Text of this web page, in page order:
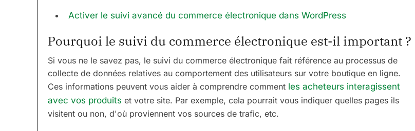
Activer le suivi avancé du commerce électronique dans WordPress
Pourquoi le suivi du commerce électronique est-il important ?
Si vous ne le savez pas, le suivi du commerce électronique fait référence au processus de
collecte de données relatives au comportement des utilisateurs sur votre boutique en ligne.
Ces informations peuvent vous aider à comprendre comment les acheteurs interagissent
avec vos produits et votre site. Par exemple, cela pourrait vous indiquer quelles pages ils
visitent ou non, d'où proviennent vos sources de trafic, etc.